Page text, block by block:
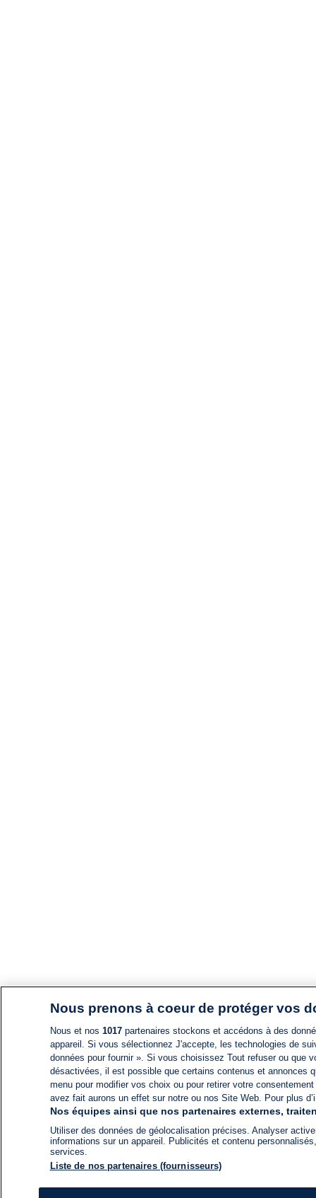
Nous prenons à coeur de protéger vos
Nous et nos 1017partenaires stockons et accédons à des
appareil. Si vous sélectionnez J'accepte, les technologies de
données pour fournir ». Si vous choisissez Tout refuser ou
désactivées, il est possible que certains contenus et annonces
menu pour modifier vos choix ou pour retirer votre
avez fait aurons un effet sur notre ou nos Site Web. Pour plus
Nos équipes ainsi que nos partenaires externes,
Utiliser des données de géolocalisation précises. Analyser
informations sur un appareil. Publicités et contenu
services.
Liste de nos partenaires (fournisseurs)